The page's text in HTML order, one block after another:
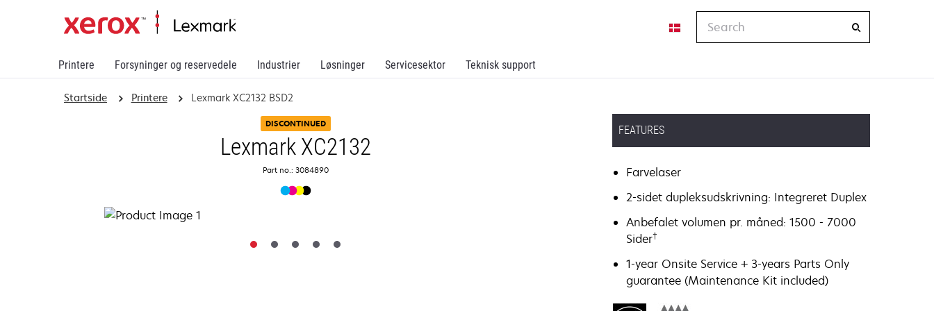
Printere Forsyninger og reservedele Industrier Løsninger Servicesektor Teknisk support
Startside Printere Lexmark XC2132 BSD2
DISCONTINUED
Lexmark XC2132
Part no.: 3084890
FEATURES
Farvelaser
2-sidet dupleksudskrivning: Integreret Duplex
Anbefalet volumen pr. måned: 1500 - 7000
Sider†
1-year Onsite Service + 3-years Parts Only
guarantee (Maintenance Kit included)